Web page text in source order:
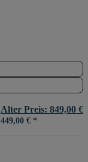
Alter Preis: 849,00 €
449,00 € *